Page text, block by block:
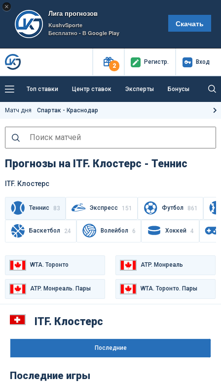
×
Лига прогнозов
KushvSporte
Бесплатно - В Google Play
Скачать
2
Регистр. Вход
Топ ставки Центр ставок Эксперты Бонусы
Тренды Букмекеры
Матч дня Спартак - Краснодар
Прогнозы на ITF. Клостерс - Теннис
ITF. Клостерс
Теннис 83 Экспресс 151 Футбол 861
Баскетбол 24 Волейбол 6 Хоккей 4
WTA. Торонто ATP. Монреаль
ATP. Монреаль. Пары WTA. Торонто. Пары
ITF. Клостерс
Последниe
Последние игры